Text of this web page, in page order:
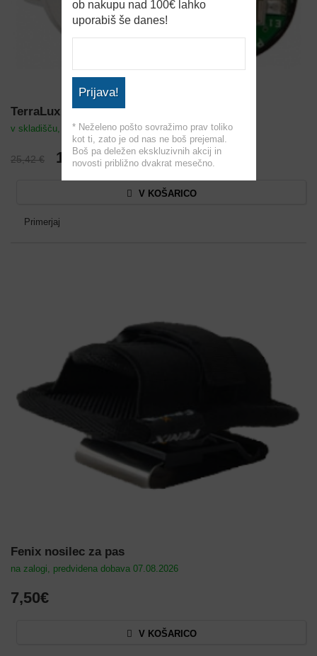
TerraLux MiniStar2 Extreme
v skladišču, predvidena dobava 07.08.2026
25,42 € 10,17 €
V KOŠARICO
Primerjaj
Fenix nosilec za pas
na zalogi, predvidena dobava 07.08.2026
7,50€
V KOŠARICO
ob nakupu nad 100€ lahko
uporabiš še danes!
Prijava!
* Neželeno pošto sovražimo prav toliko
kot ti, zato je od nas ne boš prejemal.
Boš pa deležen ekskluzivnih akcij in
novosti približno dvakrat mesečno.